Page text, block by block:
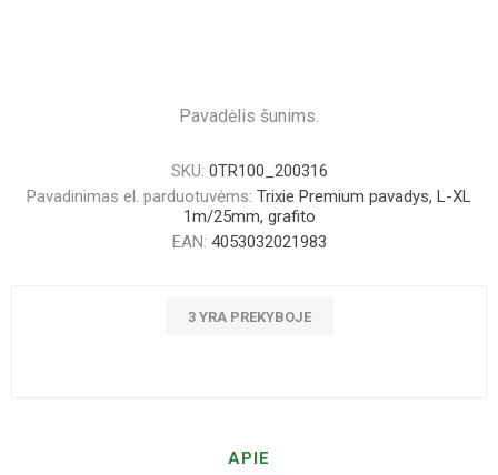
Pavadėlis šunims.
SKU: 0TR100_200316
Pavadinimas el. parduotuvėms: Trixie Premium pavadys, L-XL
1m/25mm, grafito
EAN: 4053032021983
3 YRA PREKYBOJE
APIE